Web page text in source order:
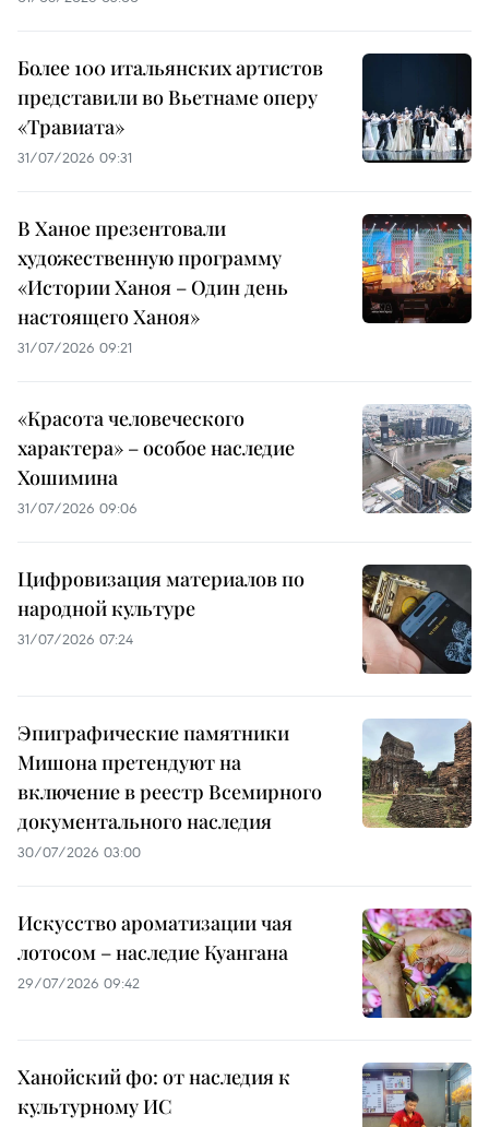
Более 100 итальянских артистов
представили во Вьетнаме оперу
«Травиата»
31/07/2026 09:31
В Ханое презентовали
художественную программу
«Истории Ханоя – Один день
настоящего Ханоя»
31/07/2026 09:21
«Красота человеческого
характера» – особое наследие
Хошимина
31/07/2026 09:06
Цифровизация материалов по
народной культуре
31/07/2026 07:24
Эпиграфические памятники
Мишона претендуют на
включение в реестр Всемирного
документального наследия
30/07/2026 03:00
Искусство ароматизации чая
лотосом – наследие Куангана
29/07/2026 09:42
Ханойский фо: от наследия к
культурному ИС